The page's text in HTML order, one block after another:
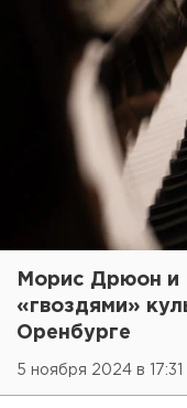
Морис Дрюон и
«гвоздями»
Оренбурге
5 ноября 2024 в 17:31